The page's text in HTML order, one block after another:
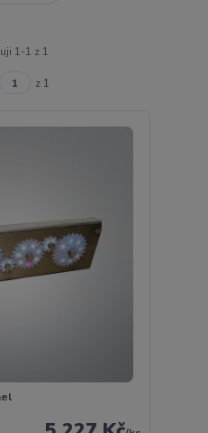
1-1 z 1
z 1